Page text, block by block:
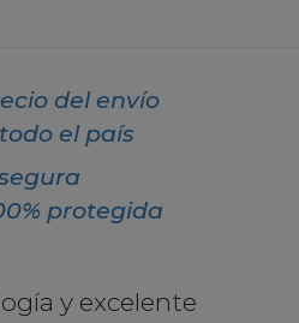
del envío
el país
protegida
y excelente